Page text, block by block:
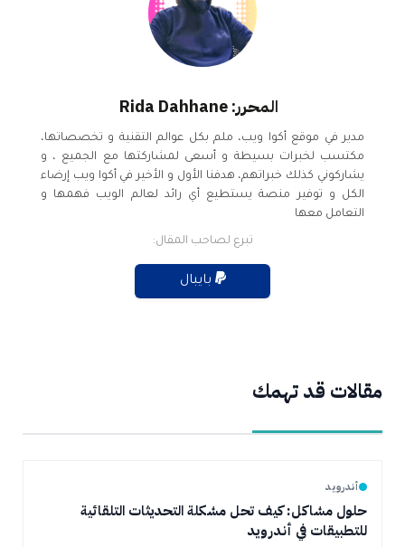
المحرر: Rida Dahhane
مدير في موقع أكوا ويب، ملم بكل عوالم التقنية و تخصصاتها،
مكتسب لخبرات بسيطة و أسعى لمشاركتها مع الجميع ، و
يشاركوني كذلك خبراتهم، هدفنا الأول و الأخير في أكوا ويب إرضاء
الكل و توفير منصة يستطيع أي رائد لعالم الويب فهمها و
التعامل معها
تبرع لصاحب المقال:
مقالات قد تهمك
أندرويد
حلول مشاكل: كيف تحل مشكلة التحديثات التلقائية
للتطبيقات في أندرويد